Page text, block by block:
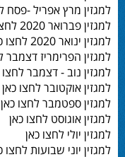
למגזין מרץ אפריל -פסח
למגזין פברואר 2020 לחצו כאן
למגזין ינואר 2020 לחצו כאן
למגזין הפרימריז דצמבר
למגזין נוב - דצמבר לחצו
למגזין אוקטובר לחצו כאן
למגזין ספטמבר לחצו כאן
למגזין אוגוסט לחצו כאן
למגזין יולי לחצו כאן
למגזין יוני שבועות לחצו